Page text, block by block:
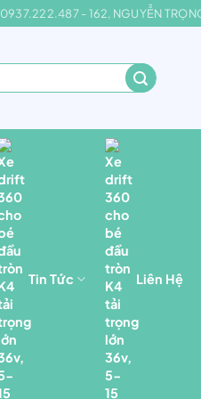
0937.222.487 - 162, NGUYỄN
Tin Tức Liên Hệ